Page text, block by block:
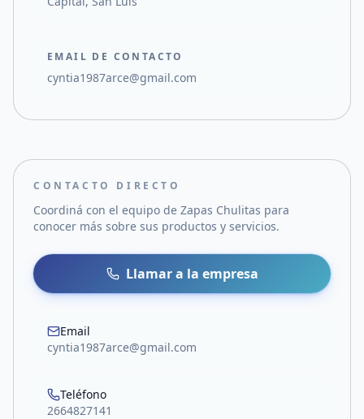
EMAIL DE CONTACTO
cyntia1987arce@gmail.com
CONTACTO DIRECTO
Coordiná con el equipo de Zapas Chulitas para
conocer más sobre sus productos y servicios.
Llamar a la empresa
Email
cyntia1987arce@gmail.com
Teléfono
2664827141